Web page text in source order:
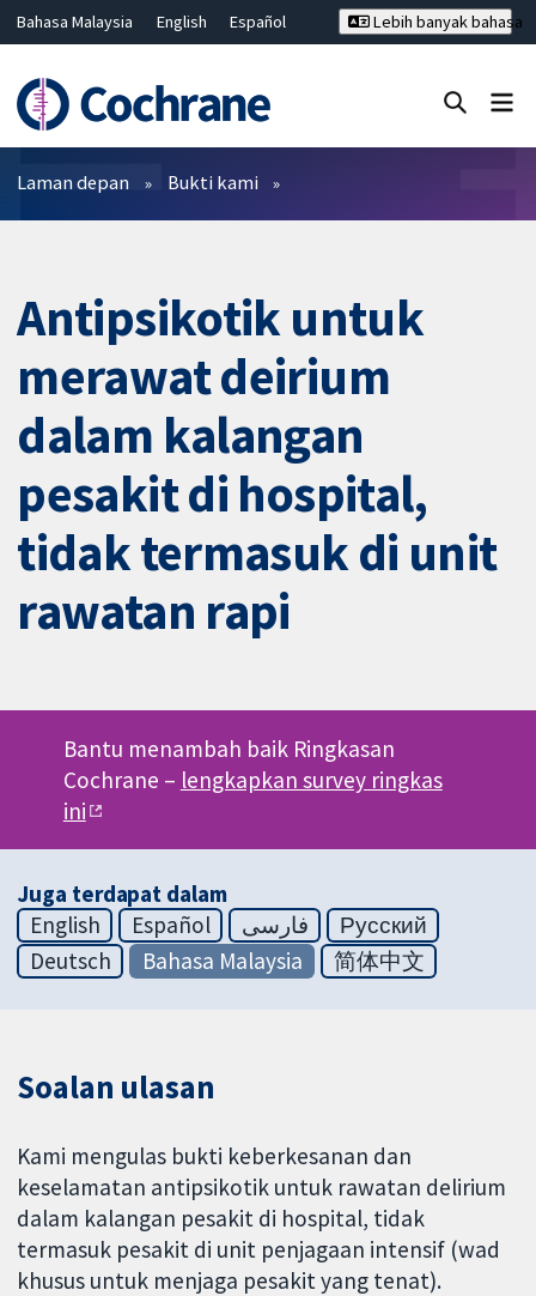
Bahasa Malaysia English
Español
Hrvatski
Deutsch ไทย
繁體中文
简体中文
Lebih banyak bahasa
Penapis
Laman depan Bukti kami
Antipsikotik untuk
merawat deirium
dalam kalangan
pesakit di hospital,
tidak termasuk di unit
rawatan rapi
Bantu menambah baik Ringkasan
Cochrane – lengkapkan survey ringkas
ini
Juga terdapat dalam
English
Español فارسی
Русский
Deutsch
Bahasa Malaysia 简体中文
Soalan ulasan
Kami mengulas bukti keberkesanan dan
keselamatan antipsikotik untuk rawatan delirium
dalam kalangan pesakit di hospital, tidak
termasuk pesakit di unit penjagaan intensif (wad
khusus untuk menjaga pesakit yang tenat).